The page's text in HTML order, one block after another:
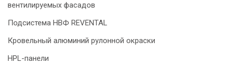
вентилируемых фасадов
Подсистема НВФ REVENTAL
Кровельный алюминий рулонной окраски
HPL-панели